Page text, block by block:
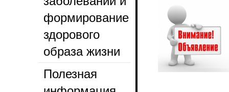
формирование
здорового
образа жизни
Полезная